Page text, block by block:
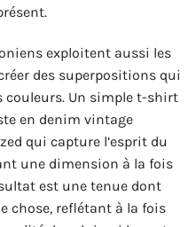
exploitent aussi les
des superpositions qui
couleurs. Un simple t-shirt
en denim vintage
qui capture l’esprit du
une dimension à la fois
est une tenue dont
chose, reflétant à la fois